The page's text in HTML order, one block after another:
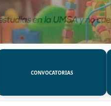
CONVOCATORIAS